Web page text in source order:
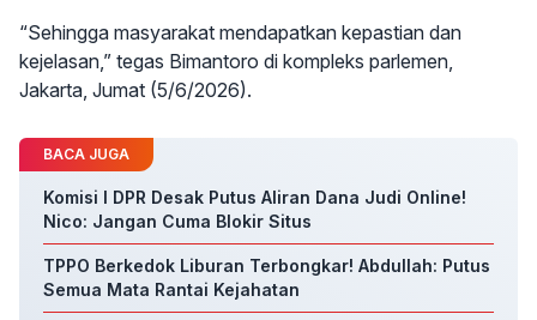
“Sehingga masyarakat mendapatkan kepastian dan
kejelasan,” tegas Bimantoro di kompleks parlemen,
Jakarta, Jumat (5/6/2026).
BACA JUGA
Komisi I DPR Desak Putus Aliran Dana Judi Online!
Nico: Jangan Cuma Blokir Situs
TPPO Berkedok Liburan Terbongkar! Abdullah: Putus
Semua Mata Rantai Kejahatan